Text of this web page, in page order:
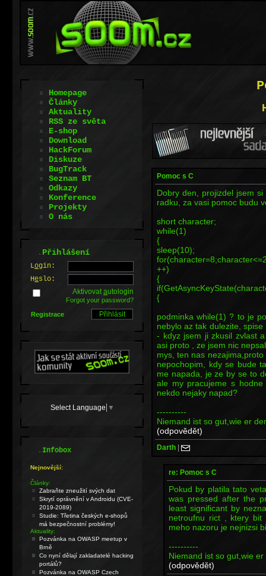
Pomoc s C
Dobry den, projizdel jsem
radku, za vasi pomoc budu
short character;
while(1)
{
sleep(10);
++)
{
{
podminka while(1) ? to je
nebylo az tak dulezite,
- kdyz jsem ji zkusil zvlast
asi proto , ze jsem nic
mys, ten nas
nepochopim, kdy se bude
me napada, je ze by se to
ale my pracujeme s
nekdo nejaky napad?
----------
Niemand ist so gut,wie er
(odpovědět)
Darth |
re: Pomoc s C
Pokud by platila tato
was pressed after the
least significant by
netroufnu rict , ktery
meho nazoru je nejnizsi
----------
Niemand ist so gut,wie
(odpovědět)
Homepage
Články
Aktuality
RSS ze světa
E-shop
Download
HackForum
Diskuze
BugTrack
Seznam BT
Odkazy
Konference
Projekty
O nás
.Přihlášení
Login:
Heslo:
Aktivovatautologin
Forgot your password?
Registrace
Select Language ▼
.Infobox
Nejnovější:
Články:
Zabraňte zneužití svých dat
Skrytí oprávnění v Androidu (CVE-
2019-2089)
Studie: Třetina českých e-shopů
má bezpečnostní problémy!
Aktuality:
Pozvánka na OWASP meetup v
Brně
Co nyní dělají zakladatelé hacking
portálů?
Pozvánka na OWASP Czech